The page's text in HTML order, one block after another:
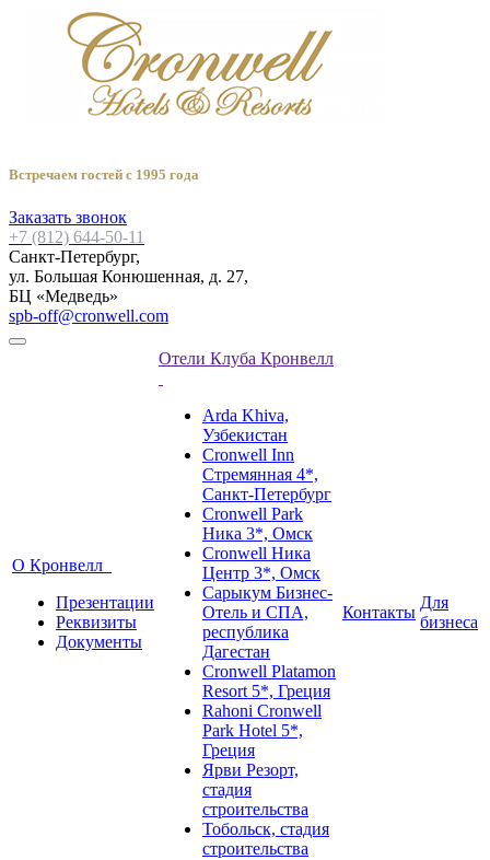
Встречаем гостей с 1995 года
Заказать звонок
+7 (812) 644-50-11
Санкт-Петербург,
ул. Большая Конюшенная, д. 27,
БЦ «Медведь»
spb-off@cronwell.com
О Кронвелл
Презентации
Реквизиты
Документы
Отели Клуба Кронвелл
Arda Khiva,
Узбекистан
Cronwell Inn
Стремянная 4*,
Санкт-Петербург
Cronwell Park
Ника 3*, Омск
Cronwell Ника
Центр 3*, Омск
Сарыкум Бизнес-
Отель и СПА,
республика
Дагестан
Cronwell Platamon
Resort 5*, Греция
Rahoni Cronwell
Park Hotel 5*,
Греция
Ярви Резорт,
стадия
строительства
Тобольск, стадия
строительства
Контакты
Для
бизнеса